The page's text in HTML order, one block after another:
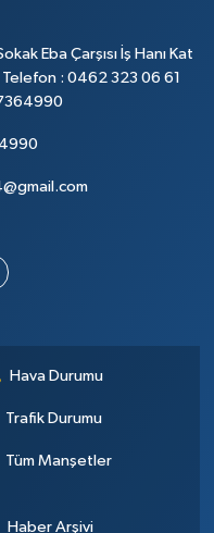
Eba Çarşısı İş Hanı Kat
: 0462 323 06 61
Hava Durumu
Trafik Durumu
Tüm Manşetler
Haber Arşivi